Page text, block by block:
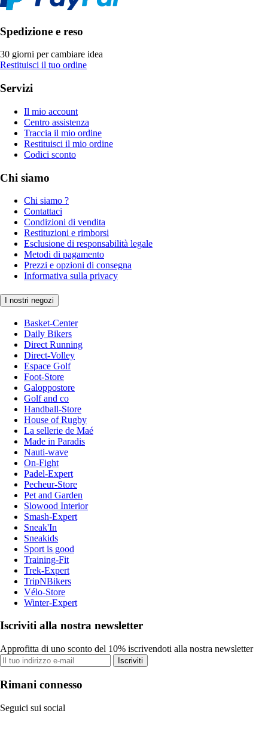
Spedizione e reso
30 giorni per cambiare idea
Restituisci il tuo ordine
Servizi
Il mio account
Centro assistenza
Traccia il mio ordine
Restituisci il mio ordine
Codici sconto
Chi siamo
Chi siamo ?
Contattaci
Condizioni di vendita
Restituzioni e rimborsi
Esclusione di responsabilità legale
Metodi di pagamento
Prezzi e opzioni di consegna
Informativa sulla privacy
I nostri negozi
Basket-Center
Daily Bikers
Direct Running
Direct-Volley
Espace Golf
Foot-Store
Galoppostore
Golf and co
Handball-Store
House of Rugby
La sellerie de Maé
Made in Paradis
Nauti-wave
On-Fight
Padel-Expert
Pecheur-Store
Pet and Garden
Slowood Interior
Smash-Expert
Sneak'In
Sneakids
Sport is good
Training-Fit
Trek-Expert
TripNBikers
Vélo-Store
Winter-Expert
Iscriviti alla nostra newsletter
Approfitta di uno sconto del 10% iscrivendoti alla nostra newsletter
Iscriviti
Rimani connesso
Seguici sui social